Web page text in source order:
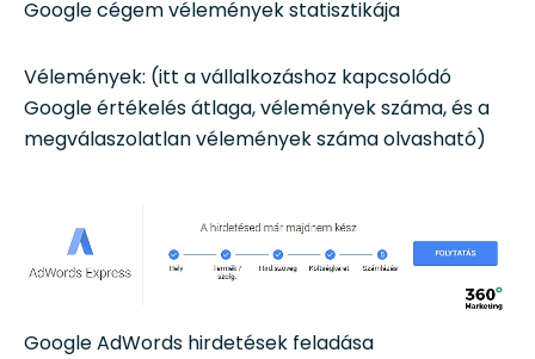
Google cégem vélemények statisztikája
Vélemények: (itt a vállalkozáshoz kapcsolódó
Google értékelés átlaga, vélemények száma, és a
megválaszolatlan vélemények száma olvasható)
Google AdWords hirdetések feladása